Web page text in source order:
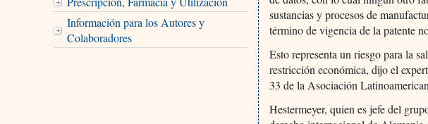
Información para los Autores y
Colaboradores
sustancias y procesos de
término de vigencia de la patente
Esto representa un riesgo para la
restricción económica, dijo el
33 de la Asociación
Hestermeyer, quien es jefe del